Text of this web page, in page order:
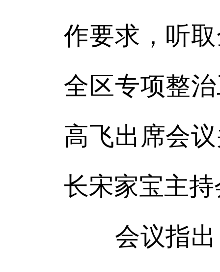
作要求，听
全区专项整
高飞出席会
长宋家宝主
会议指出